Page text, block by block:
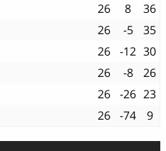
26 8
36
26 -5
35
26 -12 30
26 -8
26
26 -26 23
26 -74 9